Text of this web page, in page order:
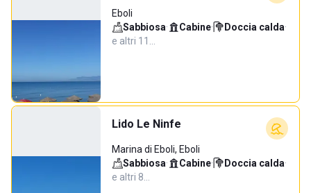
Eboli
Sabbiosa· Cabine· Doccia calda·
e altri 11…
Lido Le Ninfe
Marina di Eboli, Eboli
Sabbiosa· Cabine· Doccia calda·
e altri 8…